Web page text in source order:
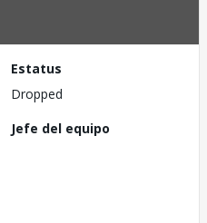
Estatus
Dropped
Jefe del equipo